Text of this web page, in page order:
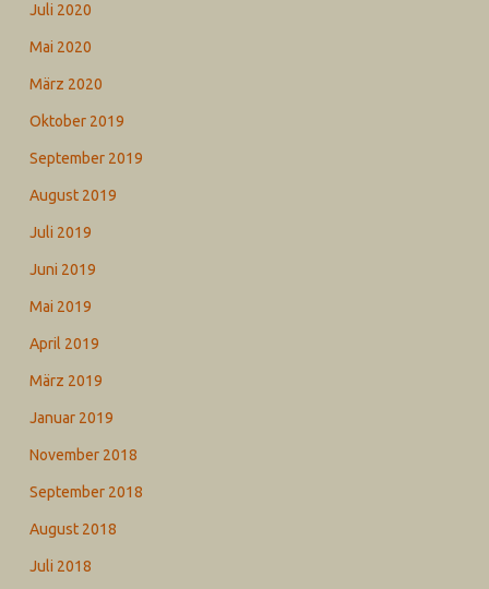
Juli 2020
Mai 2020
März 2020
Oktober 2019
September 2019
August 2019
Juli 2019
Juni 2019
Mai 2019
April 2019
März 2019
Januar 2019
November 2018
September 2018
August 2018
Juli 2018